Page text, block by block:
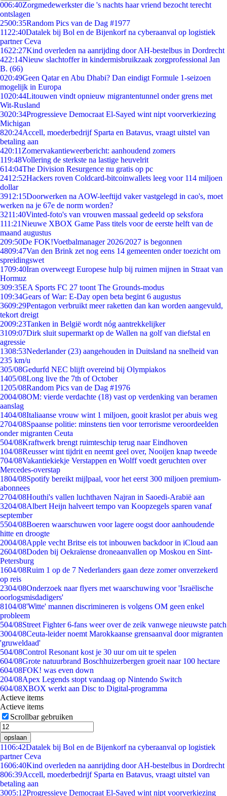
006:40Zorgmedewerkster die 's nachts haar vriend bezocht terecht
ontslagen
2500:35Random Pics van de Dag #1977
11 22:40Datalek bij Bol en de Bijenkorf na cyberaanval op logistiek
partner Ceva
1622:27Kind overleden na aanrijding door AH-bestelbus in Dordrecht
422:14Nieuw slachtoffer in kindermisbruikzaak zorgprofessional Jan
B. (66)
020:49Geen Qatar en Abu Dhabi? Dan eindigt Formule 1-seizoen
mogelijk in Europa
1020:44Litouwen vindt opnieuw migrantentunnel onder grens met
Wit-Rusland
3020:34Progressieve Democraat El-Sayed wint nipt voorverkiezing
Michigan
820:24Accell, moederbedrijf Sparta en Batavus, vraagt uitstel van
betaling aan
420:11 Zomervakantieweerbericht: aanhoudend zomers
119:48Vollering de sterkste na lastige heuvelrit
614:04The Division Resurgence nu gratis op pc
2412:52Hackers roven Coldcard-bitcoinwallets leeg voor 114 miljoen
dollar
3912:15Doorwerken na AOW-leeftijd vaker vastgelegd in cao's, moet
werken na je 67e de norm worden?
3211:40Vinted-foto's van vrouwen massaal gedeeld op seksfora
111:21Nieuwe XBOX Game Pass titels voor de eerste helft van de
maand augustus
209:50De FOK!Voetbalmanager 2026/2027 is begonnen
4809:47Van den Brink zet nog eens 14 gemeenten onder toezicht om
spreidingswet
1709:40Iran overweegt Europese hulp bij ruimen mijnen in Straat van
Hormuz
309:35EA Sports FC 27 toont The Grounds-modus
109:34Gears of War: E-Day open beta begint 6 augustus
3609:29Pentagon verbruikt meer raketten dan kan worden aangevuld,
tekort dreigt
2009:23Tanken in België wordt nóg aantrekkelijker
3109:07Dirk sluit supermarkt op de Wallen na golf van diefstal en
agressie
1308:53Nederlander (23) aangehouden in Duitsland na snelheid van
235 km/u
305/08Gedurfd NEC blijft overeind bij Olympiakos
1405/08Long live the 7th of October
1205/08Random Pics van de Dag #1976
2004/08OM: vierde verdachte (18) vast op verdenking van beramen
aanslag
1404/08Italiaanse vrouw wint 1 miljoen, gooit kraslot per abuis weg
2704/08Spaanse politie: minstens tien voor terrorisme veroordeelden
onder migranten Ceuta
504/08Kraftwerk brengt ruimteschip terug naar Eindhoven
104/08Reusser wint tijdrit en neemt geel over, Nooijen knap tweede
704/08Vakantiekiekje Verstappen en Wolff voedt geruchten over
Mercedes-overstap
1804/08Spotify bereikt mijlpaal, voor het eerst 300 miljoen premium-
abonnees
2704/08Houthi's vallen luchthaven Najran in Saoedi-Arabië aan
3204/08Albert Heijn halveert tempo van Koopzegels sparen vanaf
september
5504/08Boeren waarschuwen voor lagere oogst door aanhoudende
hitte en droogte
2004/08Apple vecht Britse eis tot inbouwen backdoor in iCloud aan
2604/08Doden bij Oekraïense droneaanvallen op Moskou en Sint-
Petersburg
1604/08Ruim 1 op de 7 Nederlanders gaan deze zomer onverzekerd
op reis
2304/08Onderzoek naar flyers met waarschuwing voor 'Israëlische
oorlogsmisdadigers'
8104/08'Witte' mannen discrimineren is volgens OM geen enkel
probleem
504/08Street Fighter 6-fans weer over de zeik vanwege nieuwste patch
3004/08Ceuta-leider noemt Marokkaanse grensaanval door migranten
'gruweldaad'
504/08Control Resonant kost je 30 uur om uit te spelen
604/08Grote natuurbrand Boschhuizerbergen groeit naar 100 hectare
604/08FOK! was even down
204/08Apex Legends stopt vandaag op Nintendo Switch
604/08XBOX werkt aan Disc to Digital-programma
Actieve items
Actieve items
Scrollbar gebruiken
opslaan
1106:42Datalek bij Bol en de Bijenkorf na cyberaanval op logistiek
partner Ceva
1606:40Kind overleden na aanrijding door AH-bestelbus in Dordrecht
806:39Accell, moederbedrijf Sparta en Batavus, vraagt uitstel van
betaling aan
3005:12Progressieve Democraat El-Sayed wint nipt voorverkiezing